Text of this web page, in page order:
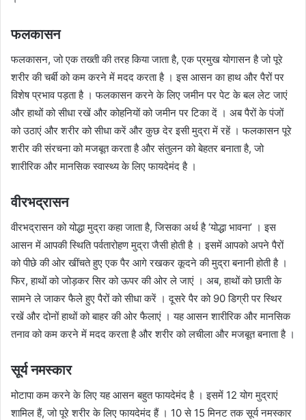
फलकासन
फलकासन, जो एक तख्ती की तरह किया जाता है, एक प्रमुख योगासन है जो पूरे
शरीर की चर्बी को कम करने में मदद करता है । इस आसन का हाथ और पैरों पर
विशेष प्रभाव पड़ता है । फलकासन करने के लिए जमीन पर पेट के बल लेट जाएं
और हाथों को सीधा रखें और कोहनियों को जमीन पर टिका दें । अब पैरों के पंजों
को उठाएं और शरीर को सीधा करें और कुछ देर इसी मुद्रा में रहें । फलकासन पूरे
शरीर की संरचना को मजबूत करता है और संतुलन को बेहतर बनाता है, जो
शारीरिक और मानसिक स्वास्थ्य के लिए फायदेमंद है ।
वीरभद्रासन
वीरभद्रासन को योद्धा मुद्रा कहा जाता है, जिसका अर्थ है ‘योद्धा भावना’ । इस
आसन में आपकी स्थिति पर्वतारोहण मुद्रा जैसी होती है । इसमें आपको अपने पैरों
को पीछे की ओर खींचते हुए एक पैर आगे रखकर कूदने की मुद्रा बनानी होती है ।
फिर, हाथों को जोड़कर सिर को ऊपर की ओर ले जाएं । अब, हाथों को छाती के
सामने ले जाकर फैले हुए पैरों को सीधा करें । दूसरे पैर को 90 डिग्री पर स्थिर
रखें और दोनों हाथों को बाहर की ओर फैलाएं । यह आसन शारीरिक और मानसिक
तनाव को कम करने में मदद करता है और शरीर को लचीला और मजबूत बनाता है ।
सूर्य नमस्कार
मोटापा कम करने के लिए यह आसन बहुत फायदेमंद है । इसमें 12 योग मुद्राएं
शामिल हैं, जो पूरे शरीर के लिए फायदेमंद हैं । 10 से 15 मिनट तक सूर्य नमस्कार